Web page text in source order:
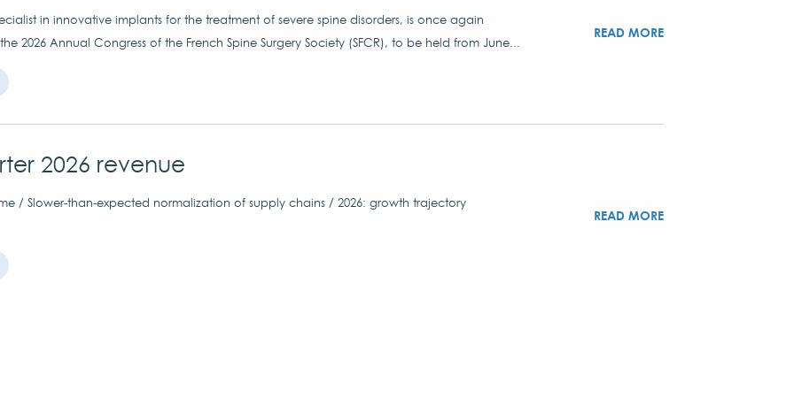
in innovative implants for the treatment of severe spine disorders, is once again
2026 Annual Congress of the French Spine Surgery Society (SFCR), to be held from June...
READ MORE
2026 revenue
/ Slower-than-expected normalization of supply chains / 2026: growth trajectory
READ MORE